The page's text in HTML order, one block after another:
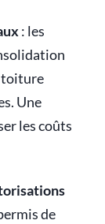
: les
toiture
Une
les coûts
de